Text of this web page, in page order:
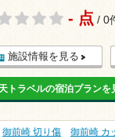
- 点 / 0
施設情報を見る
トラベルの宿泊プランを
御前崎 切り傷 御前崎 カ